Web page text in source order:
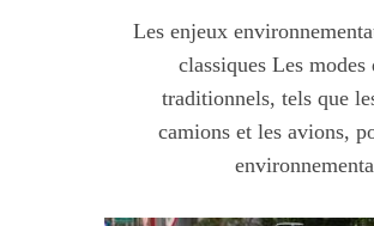
Les enjeux
classiques Les modes
traditionnels, tels que
camions et les avions,